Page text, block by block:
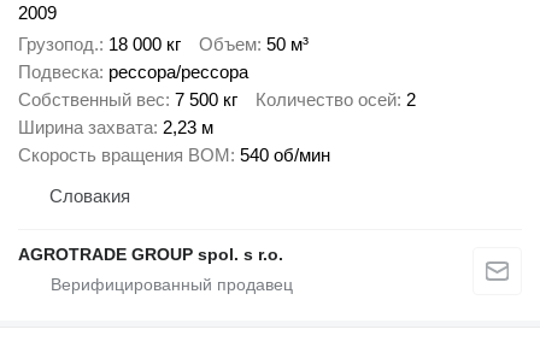
2009
Грузопод. 18 000 кг Объем 50 м³
Подвеска рессора/рессора
Собственный вес 7 500 кг Количество осей 2
Ширина захвата 2,23 м
Скорость вращения ВОМ 540 об/мин
Словакия
AGROTRADE GROUP spol. s r.o.